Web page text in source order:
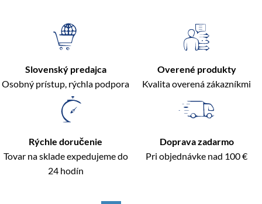
Slovenský predajca
Osobný prístup, rýchla podpora
Overené produkty
Kvalita overená zákazníkmi
Rýchle doručenie
Tovar na sklade expedujeme do
24 hodín
Doprava zadarmo
Pri objednávke nad 100 €